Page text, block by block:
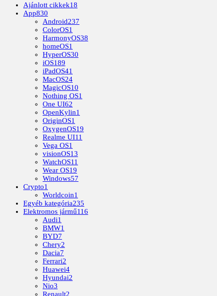
Ajánlott cikkek18
App830
Android237
ColorOS1
HarmonyOS38
homeOS1
HyperOS30
iOS189
iPadOS41
MacOS24
MagicOS10
Nothing OS1
One UI62
OpenKylin1
OriginOS1
OxygenOS19
Realme UI11
Vega OS1
visionOS13
WatchOS11
Wear OS19
Windows57
Crypto1
Worldcoin1
Egyéb kategória235
Elektromos jármű116
Audi1
BMW1
BYD7
Chery2
Dacia7
Ferrari2
Huawei4
Hyundai2
Nio3
Renault2